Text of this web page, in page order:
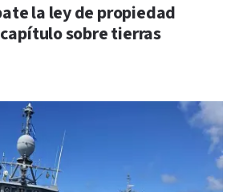
la ley de propiedad
sobre tierras